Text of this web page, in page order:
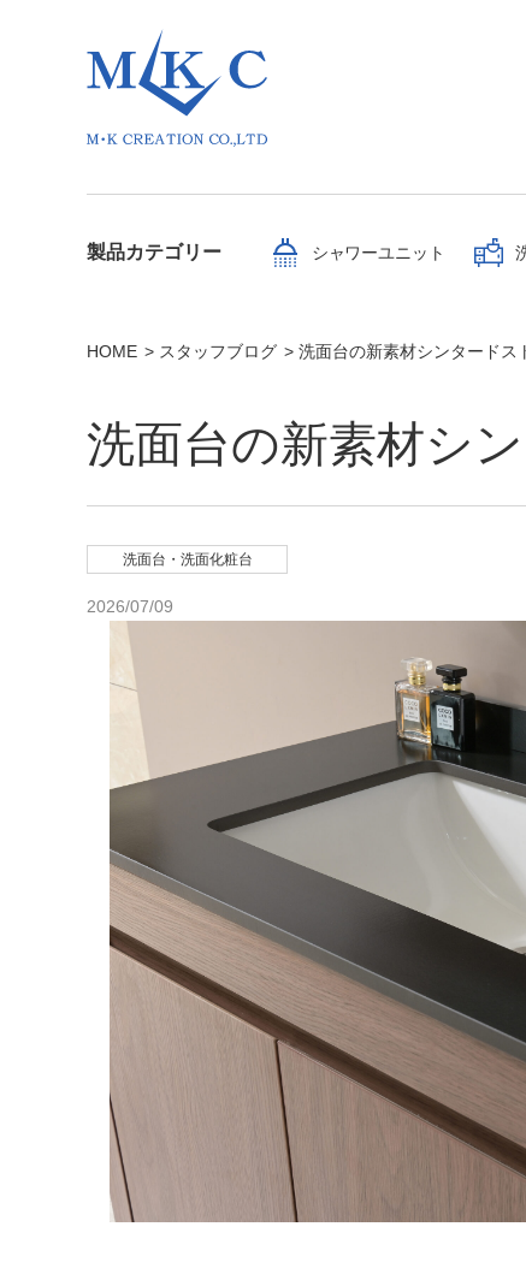
製品カテゴリー シャワーユニット
HOME スタッフブログ 洗面台の新素材シンタードス
洗面台の新素材シ
洗面台・洗面化粧台
2026/07/09